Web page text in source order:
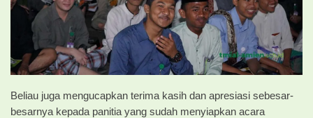
Beliau juga mengucapkan terima kasih dan apresiasi sebesar-
besarnya kepada panitia yang sudah menyiapkan acara